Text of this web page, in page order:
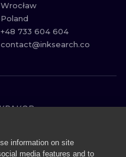
Wrocław
Poland
+48 733 604 604
contact@inksearch.co
information on site
media features and to